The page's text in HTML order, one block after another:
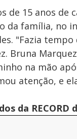
de 15 anos de
da família, no
"Fazia
Bruna
na mão
atenção, e
da